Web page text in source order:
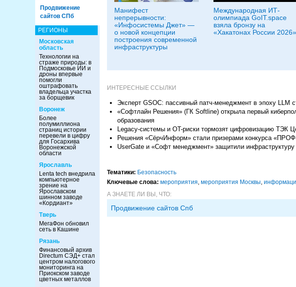
Продвижение
сайтов СПб
РЕГИОНЫ
Московская
область
Технологии на
страже природы: в
Подмосковье ИИ и
дроны впервые
помогли
оштрафовать
владельца участка
за борщевик
Воронеж
Более
полумиллиона
страниц истории
перевели в цифру
для Госархива
Воронежской
области
Ярославль
Lenta tech внедрила
компьютерное
зрение на
Ярославском
шинном заводе
«Кордиант»
Тверь
МегаФон обновил
сеть в Кашине
Рязань
Финансовый архив
Directum СЭД+ стал
центром налогового
мониторинга на
Приокском заводе
цветных металлов
Манифест
непрерывности:
«Инфосистемы Джет» —
о новой концепции
построения современной
инфраструктуры
Международная ИТ-
олимпиада GoIT.space
взяла бронзу на
«Хакатонах России 2026»
ИНТЕРЕСНЫЕ ССЫЛКИ
Эксперт GSOC: пассивный патч-менеджмент в эпоху LLM
«Софтлайн Решения» (ГК Softline) открыла первый
образования
Legacy-системы и OT-риски тормозят цифровизацию ТЭК
Решения «СёрчИнформ» стали призерами конкурса
UserGate и «Софт менеджмент» защитили
Тематики: Безопасность
Ключевые слова: мероприятия, мероприятия Москвы,
А ЗНАЕТЕ ЛИ ВЫ, ЧТО:
Продвижение сайтов Спб